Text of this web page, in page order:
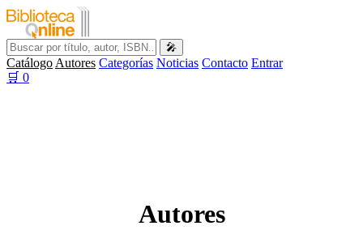
🎤
Catálogo Autores Categorías Noticias Contacto Entrar
🛒 0
Autores